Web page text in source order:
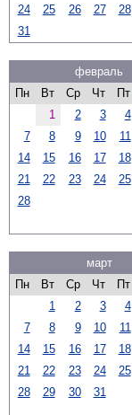
24
25 26 27 28
31
февраль
Пн
Вт Ср Чт Пт
1
2 3 4
7
8 9 10 11
14
15 16 17 18
21
22 23 24 25
28
март
Пн
Вт Ср Чт Пт
1
2 3 4
7
8 9 10 11
14
15 16 17 18
21
22 23 24 25
28
29 30 31